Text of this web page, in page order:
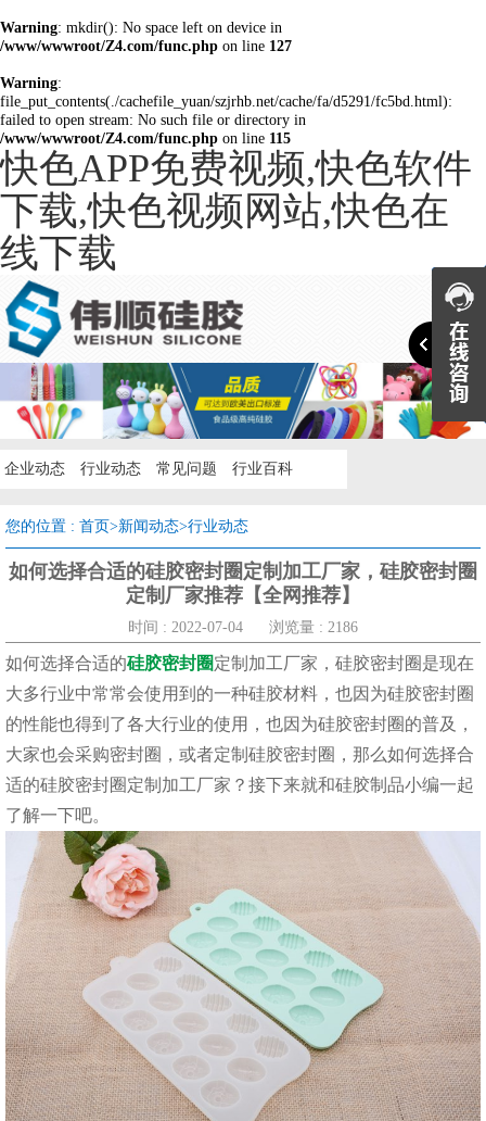
Warning: mkdir(): No space left on device in
/www/wwwroot/Z4.com/func.php on line 127
Warning:
file_put_contents(./cachefile_yuan/szjrhb.net/cache/fa/d5291/fc5bd.html):
failed to open stream: No such file or directory in
/www/wwwroot/Z4.com/func.php on line 115
快色APP免费视频,快色软件
下载,快色视频网站,快色在
线下载

企业动态 行业动态 常见问题 行业百科
您的位置 : 首页>新闻动态>行业动态
如何选择合适的硅胶密封圈定制加工厂家，硅胶密封圈
定制厂家推荐【全网推荐】
时间 : 2022-07-04 浏览量 : 2186
如何选择合适的硅胶密封圈定制加工厂家，硅胶密封圈是现在
大多行业中常常会使用到的一种硅胶材料，也因为硅胶密封圈
的性能也得到了各大行业的使用，也因为硅胶密封圈的普及，
大家也会采购密封圈，或者定制硅胶密封圈，那么如何选择合
适的硅胶密封圈定制加工厂家？接下来就和硅胶制品小编一起
了解一下吧。